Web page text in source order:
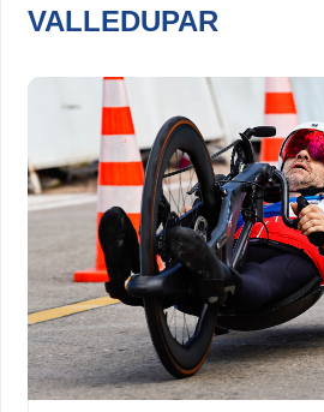
VALLEDUPAR